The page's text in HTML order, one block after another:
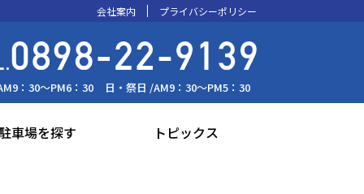
会社案内 プライバシーポリシー
：30～PM6：30 日・祭日 /AM9：30～PM5：30
車場を探す トピックス